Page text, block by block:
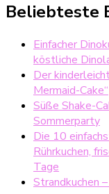
Beliebteste
Einfacher
köstliche
Der
Mermaid-Cake“
Süße Shake-
Sommerparty
Die 10
Rührkuchen,
Tage
Strandkuchen